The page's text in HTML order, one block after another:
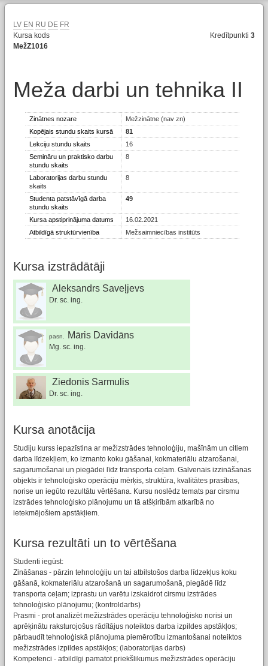
LV EN RU DE FR
Kursa kods
MežZ1016
Kredītpunkti3
Meža darbi un tehnika II
Zinātnes nozare
Mežzinātne (nav zn)
Kopējais stundu skaits kursā
81
Lekciju stundu skaits
16
Semināru un praktisko darbu
stundu skaits
8
Laboratorijas darbu stundu
skaits
8
Studenta patstāvīgā darba
stundu skaits
49
Kursa apstiprinājuma datums
16.02.2021
Atbildīgā struktūrvienība
Mežsaimniecības institūts
Kursa izstrādātāji
Aleksandrs Saveļjevs
Dr. sc. ing.
pasn. Māris Davidāns
Mg. sc. ing.
Ziedonis Sarmulis
Dr. sc. ing.
Kursa anotācija
Studiju kurss iepazīstina ar mežizstrādes tehnoloģiju, mašīnām un citiem
darba līdzekļiem, ko izmanto koku gāšanai, kokmateriālu atzarošanai,
sagarumošanai un piegādei līdz transporta ceļam. Galvenais izzināšanas
objekts ir tehnoloģisko operāciju mērķis, struktūra, kvalitātes prasības,
norise un iegūto rezultātu vērtēšana. Kursu noslēdz temats par cirsmu
izstrādes tehnoloģisko plānojumu un tā atšķirībām atkarībā no
ietekmējošiem apstākļiem.
Kursa rezultāti un to vērtēšana
Studenti iegūst:
Zināšanas - pārzin tehnoloģiju un tai atbilstošos darba līdzekļus koku
gāšanā, kokmateriālu atzarošanā un sagarumošanā, piegādē līdz
transporta ceļam; izprastu un varētu izskaidrot cirsmu izstrādes
tehnoloģisko plānojumu; (kontroldarbs)
Prasmi - prot analizēt mežizstrādes operāciju tehnoloģisko norisi un
aprēķinātu raksturojošus rādītājus noteiktos darba izpildes apstākļos;
pārbaudīt tehnoloģiskā plānojuma piemērotību izmantošanai noteiktos
mežizstrādes izpildes apstākļos; (laboratorijas darbs)
Kompetenci - atbildīgi pamatot priekšlikumus mežizstrādes operāciju